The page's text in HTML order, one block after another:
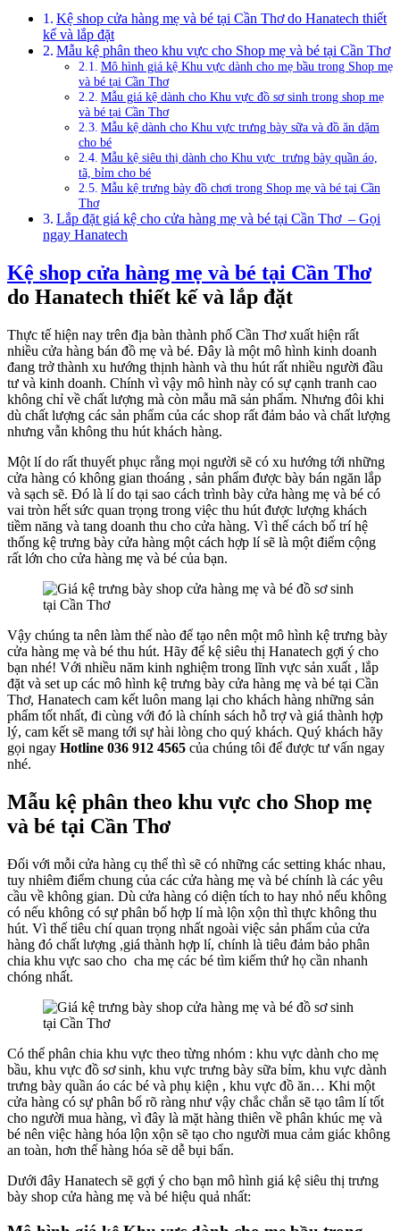
Kệ shop cửa hàng mẹ và bé tại Cần Thơ do Hanatech thiết
kế và lắp đặt
Mẫu kệ phân theo khu vực cho Shop mẹ và bé tại Cần Thơ
Mô hình giá kệ Khu vực dành cho mẹ bầu trong Shop mẹ
và bé tại Cần Thơ
Mẫu giá kệ dành cho Khu vực đồ sơ sinh trong shop mẹ
và bé tại Cần Thơ
Mẫu kệ dành cho Khu vực trưng bày sữa và đồ ăn dặm
cho bé
Mẫu kệ siêu thị dành cho Khu vực trưng bày quần áo,
tã, bỉm cho bé
Mẫu kệ trưng bày đồ chơi trong Shop mẹ và bé tại Cần
Thơ
Lắp đặt giá kệ cho cửa hàng mẹ và bé tại Cần Thơ – Gọi
ngay Hanatech
Kệ shop cửa hàng mẹ và bé tại Cần Thơ
do Hanatech thiết kế và lắp đặt
Thực tế hiện nay trên địa bàn thành phố Cần Thơ xuất hiện rất
nhiều cửa hàng bán đồ mẹ và bé. Đây là một mô hình kinh doanh
đang trở thành xu hướng thịnh hành và thu hút rất nhiều người đầu
tư và kinh doanh. Chính vì vậy mô hình này có sự cạnh tranh cao
không chỉ về chất lượng mà còn mẫu mã sản phẩm. Nhưng đôi khi
dù chất lượng các sản phẩm của các shop rất đảm bảo và chất lượng
nhưng vẫn không thu hút khách hàng.
Một lí do rất thuyết phục rằng mọi người sẽ có xu hướng tới những
cửa hàng có không gian thoáng , sản phẩm được bày bán ngăn lắp
và sạch sẽ. Đó là lí do tại sao cách trình bày cửa hàng mẹ và bé có
vai tròn hết sức quan trọng trong việc thu hút được lượng khách
tiềm năng và tang doanh thu cho cửa hàng. Vì thế cách bố trí hệ
thống kệ trưng bày cửa hàng một cách hợp lí sẽ là một điểm cộng
rất lớn cho cửa hàng mẹ và bé của bạn.
Vậy chúng ta nên làm thế nào để tạo nên một mô hình kệ trưng bày
cửa hàng mẹ và bé thu hút. Hãy để kệ siêu thị Hanatech gợi ý cho
bạn nhé! Với nhiều năm kinh nghiệm trong lĩnh vực sản xuất , lắp
đặt và set up các mô hình kệ trưng bày cửa hàng mẹ và bé tại Cần
Thơ, Hanatech cam kết luôn mang lại cho khách hàng những sản
phẩm tốt nhất, đi cùng với đó là chính sách hỗ trợ và giá thành hợp
lý, cam kết sẽ mang tới sự hài lòng cho quý khách. Quý khách hãy
gọi ngay Hotline 036 912 4565 của chúng tôi để được tư vấn ngay
nhé.
Mẫu kệ phân theo khu vực cho Shop mẹ
và bé tại Cần Thơ
Đối với mỗi cửa hàng cụ thể thì sẽ có những các setting khác nhau,
tuy nhiêm điểm chung của các cửa hàng mẹ và bé chính là các yêu
cầu về không gian. Dù cửa hàng có diện tích to hay nhỏ nếu không
có nếu không có sự phân bố hợp lí mà lộn xộn thì thực không thu
hút. Vì thế tiêu chí quan trọng nhất ngoài việc sản phẩm của cửa
hàng đó chất lượng ,giá thành hợp lí, chính là tiêu đảm bảo phân
chia khu vực sao cho cha mẹ các bé tìm kiếm thứ họ cần nhanh
chóng nhất.
Có thể phân chia khu vực theo từng nhóm : khu vực dành cho mẹ
bầu, khu vực đồ sơ sinh, khu vực trưng bày sữa bỉm, khu vực dành
trưng bày quần áo các bé và phụ kiện , khu vực đồ ăn… Khi một
cửa hàng có sự phân bổ rõ ràng như vậy chắc chắn sẽ tạo tâm lí tốt
cho người mua hàng, vì đây là mặt hàng thiên về phân khúc mẹ và
bé nên việc hàng hóa lộn xộn sẽ tạo cho người mua cảm giác không
an toàn, hơn thế hàng hóa sẽ dễ bụi bẩn.
Dưới đây Hanatech sẽ gợi ý cho bạn mô hình giá kệ siêu thị trưng
bày shop cửa hàng mẹ và bé hiệu quả nhất: